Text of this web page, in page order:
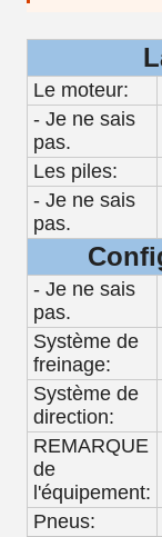
Le moteur:
- Je ne sais
pas.
Les piles:
- Je ne sais
pas.
- Je ne sais
pas.
Système de
freinage:
Système de
direction:
REMARQUE
de
l'équipement:
Pneus: